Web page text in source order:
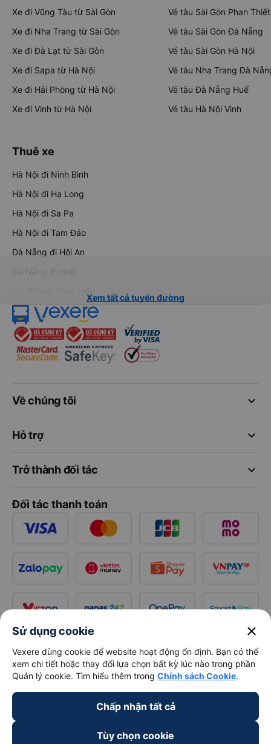
Xe đi Vũng Tàu từ Sài Gòn
Xe đi Nha Trang từ Sài Gòn
Xe đi Đà Lạt từ Sài Gòn
Xe đi Sapa từ Hà Nội
Xe đi Hải Phòng từ Hà Nội
Xe đi Vinh từ Hà Nội
Vé tàu Sài Gòn Phan Thiết
Vé tàu Sài Gòn Đà Nẵng
Vé tàu Sài Gòn Hà Nội
Vé tàu Nha Trang Đà
Vé tàu Đà Nẵng Huế
Vé tàu Hà Nội Vinh
Thuê xe
Hà Nội đi Ninh Bình
Hà Nội đi Hạ Long
Hà Nội đi Sa Pa
Hà Nội đi Tam Đảo
Đà Nẵng đi Hội An
Đà Nẵng đi Huế
Xem tất cả tuyến đường
keyboard_arrow_down
Về chúng tôi
keyboard_arrow_down
Hỗ trợ
keyboard_arrow_down
Trở thành đối tác
Đối tác thanh toán
Sử dụng cookie close
Vexere dùng cookie để website hoạt động ổn định. Bạn có thể
xem chi tiết hoặc thay đổi lựa chọn bất kỳ lúc nào trong phần
Quản lý cookie. Tìm hiểu thêm trong Chính sách Cookie.
Chấp nhận tất cả
Tùy chọn cookie